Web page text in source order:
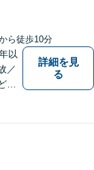
、
く
ら徒歩10分
以
／
幅
模
ご
詳細を見
る